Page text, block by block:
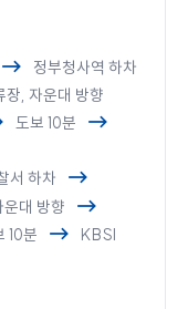
정부청사역 하차
장, 자운대 방향
도보 10분
서 하차
대 방향
10분
KBSI